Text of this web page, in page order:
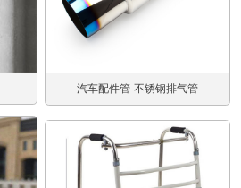
汽车配件管-不锈钢排气管